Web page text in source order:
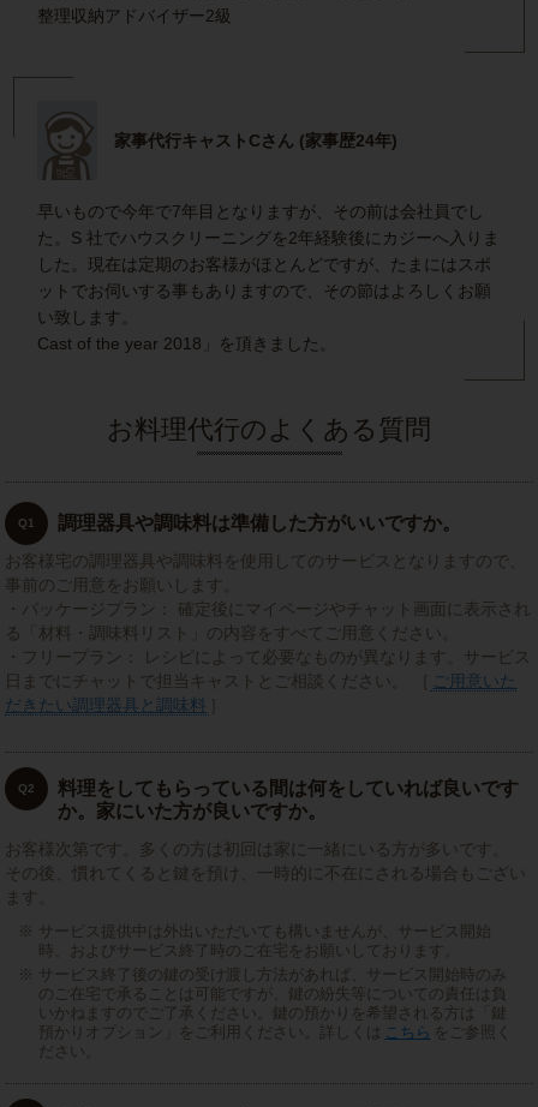
整理収納アドバイザー2級
家事代行キャストCさん (家事歴24年)
早いもので今年で7年目となりますが、その前は会社員でし
た。S 社でハウスクリーニングを2年経験後にカジーへ入りま
した。現在は定期のお客様がほとんどですが、たまにはスポ
ットでお伺いする事もありますので、その節はよろしくお願
い致します。
Cast of the year 2018」を頂きました。
お料理代行のよくある質問
Q1 調理器具や調味料は準備した方がいいですか。
お客様宅の調理器具や調味料を使用してのサービスとなりますので、
事前のご用意をお願いします。
・パッケージプラン： 確定後にマイページやチャット画面に表示され
る「材料・調味料リスト」の内容をすべてご用意ください。
・フリープラン： レシピによって必要なものが異なります。サービス
日までにチャットで担当キャストとご相談ください。 ［
ご用意いた
だきたい調理器具と調味料
Q2
料理をしてもらっている間は何をしていれば良いです
か。家にいた方が良いですか。
お客様次第です。多くの方は初回は家に一緒にいる方が多いです。
その後、慣れてくると鍵を預け、一時的に不在にされる場合もござい
ます。
サービス提供中は外出いただいても構いませんが、サービス開始
時、およびサービス終了時のご在宅をお願いしております。
サービス終了後の鍵の受け渡し方法があれば、サービス開始時のみ
のご在宅で承ることは可能ですが、鍵の紛失等についての責任は負
いかねますのでご了承ください。鍵の預かりを希望される方は「鍵
預かりオプション」をご利用ください。詳しくは
こちら をご参照く
ださい。